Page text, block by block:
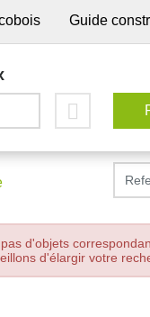
Guide
d'objets
d'élargir votre